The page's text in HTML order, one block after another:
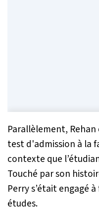
Parallèlement,
test d'admission à la
contexte que
Touché par son
Perry s’était engagé
études.